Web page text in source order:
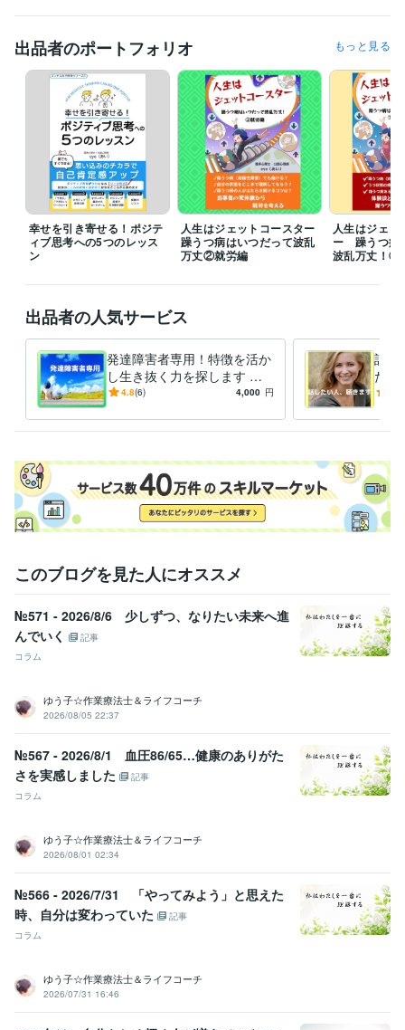
何だかモヤモヤが晴れないあなた。
一歩踏み出したいけど迷っているあなた。
そして、眠れない・眠りたくないあなた。
そのほかのご相談も。
ちょっと話したいなぁって方も。
1日の終わりを誰かと共有したい方も。
待ってますね(^-^)
チャット、お待ちしています！
よろしくお願いいたします。
※予約の方はメッセージをお送りください。
経験職種
クリエイター / ライター・編集 経験年数 : 3年
ライフスタイル・その他 / カウンセラー・コーチ 経験年数 : 22年
職歴
国立精神・神経センター国府台病院 1998年3月 ~ 2003年7月
江北保健総合センター 1999年3月 ~ 2001年2月
東京都 2003年3月 ~ 2006年2月
東京都立航空工業高等専門学校 2006年9月 ~ 2007年9月
埼玉県教育庁 2008年3月 ~ 2012年9月
新宿区立教育センター 2013年3月 ~ 2014年2月
8月 2021年9月 ~ 2023年2月
合同会社のん 2023年4月 ~ 2023年5月
株式会社ゴービヨンド 2023年8月 ~ 2024年11月
株式会社ティービーエスオペレーション
楽に働くトリセツ 発達障害の人が生きづらいと感じても働いて幸せ
に生きるトリセツ
「脱」完璧主義！〜ラクに生きるための処方箋〜 手を抜いたって、
休んだって、大丈夫。 人生はココから！心地よくがんばれるアラフ
ィフになる7つの方法 アラフィフは転職活動のラストチャンス　転職
活動7つの心得
人間力の再発見 敏感系・
ター　躁うつ病はいつだって波乱万丈！②
資格・検定
臨床心理士 取得年 : 2001年
精神保健福祉士 取得年 : 2002年
公認心理師
ビジネス・クリエイティブツール
Excel:15年Google スプレッドシート:2年Google ドキュメント:2年
出品者のポートフォリオ もっと見る
幸せを引き寄せる！ポジテ
ィブ思考への5つのレッス
ン
人生はジェットコースター
躁うつ病はいつだって波乱
万丈②就労編
人生はジェッ
ー 躁うつ病
波乱万丈！①
出品者の人気サービス
発達障害者専用！特徴を活か
し生き抜く力を探します 発
達障害の相談機関にいた心理
ろう！
4.8(6) 4,000 円
話し
たす
話を
ます
このブログを見た人にオススメ
№571 - 2026/8/6 少しずつ、なりたい未来へ進
んでいく
記事
コラム
ゆう子☆作業療法士＆ライフコーチ
2026/08/05 22:37
№567 - 2026/8/1 血圧86/65…健康のありがた
さを実感しました
記事
コラム
ゆう子☆作業療法士＆ライフコーチ
2026/08/01 02:34
№566 - 2026/7/31 「やってみよう」と思えた
時、自分は変わっていた
記事
コラム
ゆう子☆作業療法士＆ライフコーチ
2026/07/31 16:46